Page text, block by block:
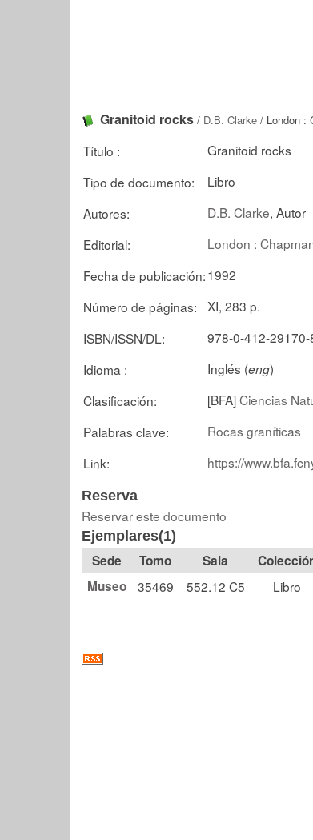
Granitoid rocks / D.B. Clarke / London :
Título :
Granitoid rocks
Tipo de documento:
Libro
Autores:
D.B. Clarke, Autor
Editorial:
London :
Fecha de publicación:1992
Número de páginas:
XI, 283 p.
ISBN/ISSN/DL:
978-0-412-29170-
Idioma :
Inglés (eng)
Clasificación:
[BFA]Ciencias
Palabras clave:
Rocas graníticas
Link:
https://
Reserva
Reservar este documento
Ejemplares(1)
Tomo Sala
Museo
35469 552.12 C5 Libro